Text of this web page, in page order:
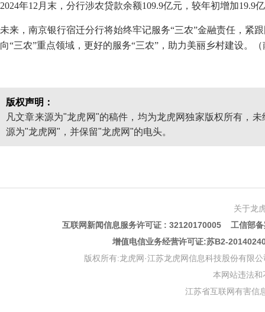
2024年12月末，分行涉农贷款余额109.9亿元，较年初增加19.9
未来，南京银行宿迁分行将始终牢记服务“三农”金融责任，紧
向“三农”重点领域，更好的服务“三农”，助力美丽乡村建设。
版权声明：
凡文章来源为"龙虎网"的稿件，均为龙虎网独家版权所有，
源为"龙虎网"，并保留"龙虎网"的电头。
关于龙
互联网新闻信息服务许可证 : 32120170005 工信部
增值电信业务经营许可证:苏B2-
版权所有:龙虎网·江苏龙虎网信息科技股份有限
本网站违法
江苏省互联网有害